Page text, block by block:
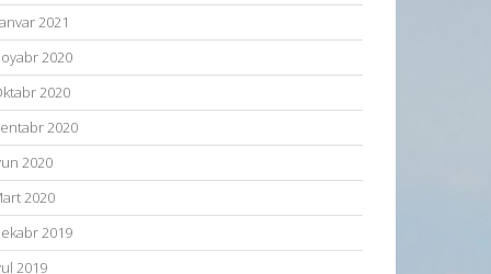
2021
2020
2020
2020
2020
2020
2019
2019